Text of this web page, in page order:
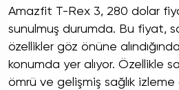
Amazfit T-Rex 3, 280 dolar
sunulmuş durumda. Bu fiyat,
özellikler göz önüne
konumda yer alıyor. Özellikle
ömrü ve gelişmiş sağlık izleme